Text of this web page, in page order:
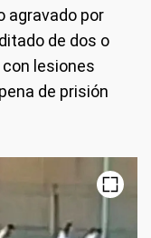
agravado por
de dos o
lesiones
de prisión